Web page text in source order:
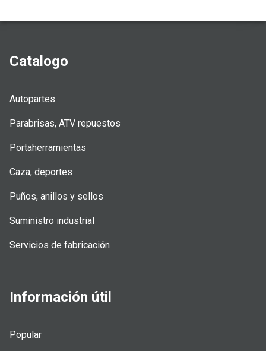
Catalogo
Autopartes
Parabrisas, ATV repuestos
Portaherramientas
Caza, deportes
Puños, anillos y sellos
Suministro industrial
Servicios de fabricación
Información útil
Popular